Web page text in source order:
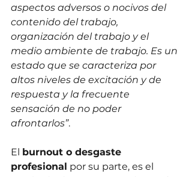
aspectos adversos o nocivos del
contenido del trabajo,
organización del trabajo y el
medio ambiente de trabajo. Es un
estado que se caracteriza por
altos niveles de excitación y de
respuesta y la frecuente
sensación de no poder
afrontarlos”.
El burnout o desgaste
profesional por su parte, es el